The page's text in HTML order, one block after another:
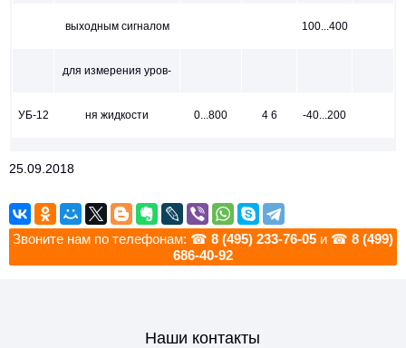
выходным сигналом 100...400
для измерения уров-
УБ-12 ня жидкости 0...800 4 6 -40...200
25.09.2018
Звоните нам по телефонам: ☎ 8 (495) 233-76-05 и ☎ 8 (499)
686-40-92
Наши контакты